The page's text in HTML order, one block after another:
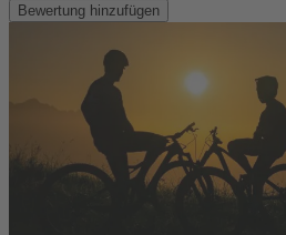
Bewertung hinzufügen